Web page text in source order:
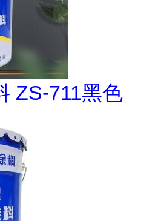
ZS-711黑色